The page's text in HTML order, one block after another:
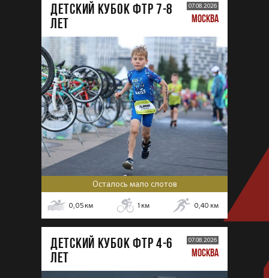
ДЕТСКИЙ КУБОК ФТР 7-8
лет
07.08.2026
МОСКВА
Осталось мало слотов
0,05 км 1 км 0,40 км
ДЕТСКИЙ КУБОК ФТР 4-6
лет
07.08.2026
МОСКВА